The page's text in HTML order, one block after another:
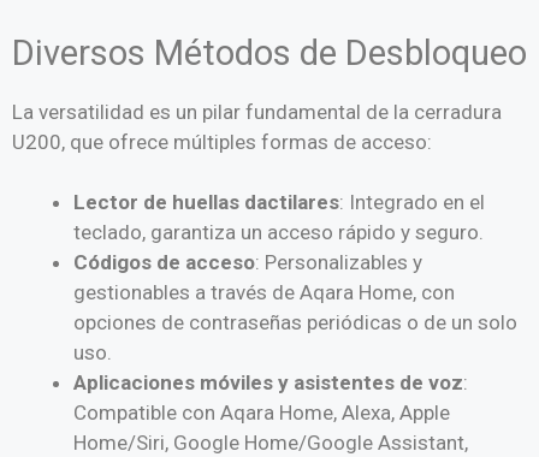
Diversos Métodos de Desbloqueo
La versatilidad es un pilar fundamental de la cerradura
U200, que ofrece múltiples formas de acceso:
Lector de huellas dactilares: Integrado en el
teclado, garantiza un acceso rápido y seguro.
Códigos de acceso: Personalizables y
gestionables a través de Aqara Home, con
opciones de contraseñas periódicas o de un solo
uso.
Aplicaciones móviles y asistentes de voz:
Compatible con Aqara Home, Alexa, Apple
Home/Siri, Google Home/Google Assistant,